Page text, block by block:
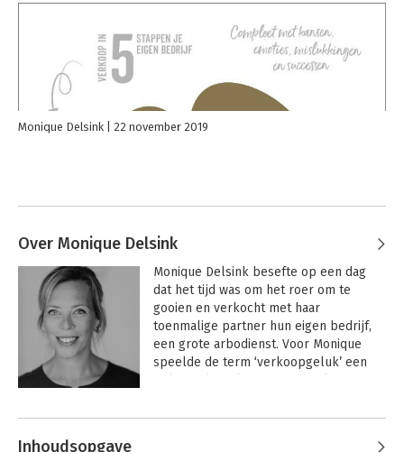
Monique Delsink 22 november 2019
Over Monique Delsink
Monique Delsink besefte op een dag
dat het tijd was om het roer om te
gooien en verkocht met haar
toenmalige partner hun eigen bedrijf,
een grote arbodienst. Voor Monique
speelde de term ‘verkoopgeluk’ een
verkoop? Sindsdien geeft ze trainingen
Inhoudsopgave